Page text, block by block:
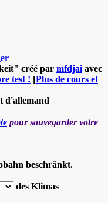
créé par mfdjai avec
test ! [Plus de cours et
d'allemand
pour sauvegarder votre
beschränkt.
des Klimas